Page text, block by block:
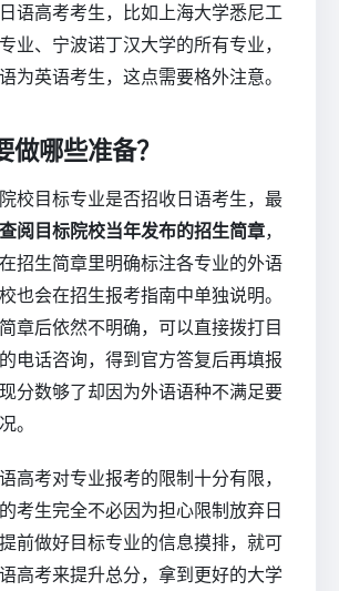
语高考考生，比如上海大学悉尼工
业、宁波诺丁汉大学的所有专业，
为英语考生，这点需要格外注意。
做哪些准备？
校目标专业是否招收日语考生，最
查阅目标院校当年发布的招生简章，
招生简章里明确标注各专业的外语
也会在招生报考指南中单独说明。
章后依然不明确，可以直接拨打目
电话咨询，得到官方答复后再填报
分数够了却因为外语语种不满足要
。
高考对专业报考的限制十分有限，
考生完全不必因为担心限制放弃日
前做好目标专业的信息摸排，就可
高考来提升总分，拿到更好的大学